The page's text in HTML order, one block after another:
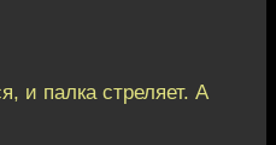
и палка стреляет. А